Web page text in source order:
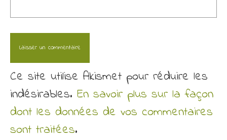
Ce site utilise Akismet pour réduire les
indésirables. En savoir plus sur la façon
dont les données de vos commentaires
sont traitées.